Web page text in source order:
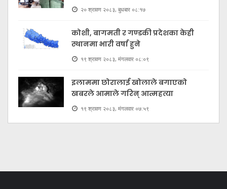
२० श्रावण २०८३, बुधबार ०८:१७
कोशी, बागमती र गण्डकी प्रदेशका केही
स्थानमा भारी वर्षा हुने
१९ श्रावण २०८३, मंगलवार ०८:०९
इलाममा छोरालाई खोलाले बगाएकाे
खबरले आमाले गरिन् आत्महत्या
१९ श्रावण २०८३, मंगलवार ०७:५९